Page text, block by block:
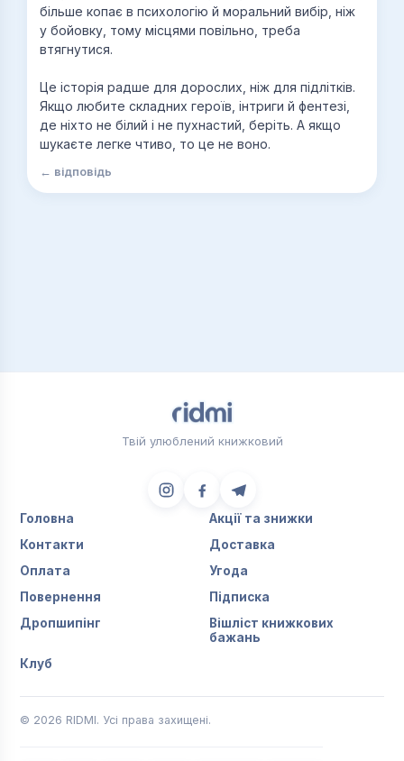
більше копає в психологію й моральний вибір, ніж
у бойовку, тому місцями повільно, треба
втягнутися.
Це історія радше для дорослих, ніж для підлітків.
Якщо любите складних героїв, інтриги й фентезі,
де ніхто не білий і не пухнастий, беріть. А якщо
шукаєте легке чтиво, то це не воно.
← відповідь
Твій улюблений книжковий
Головна
Акції та знижки
Контакти
Доставка
Оплата
Угода
Повернення
Підписка
Дропшипінг
Вішліст книжкових
бажань
Клуб
© 2026 RIDMI. Усі права захищені.